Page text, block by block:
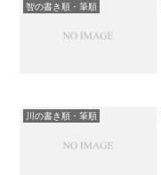
智の書き順・筆順
川の書き順・筆順